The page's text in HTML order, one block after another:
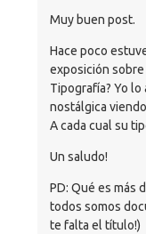
Muy buen post.
Hace poco
exposición sobre
Tipografía? Yo
nostálgica
A cada cual su
Un saludo!
PD: Qué es más
todos somos
te falta el título!)